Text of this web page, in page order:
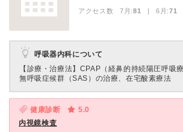
アクセス数 7月:81 | 6月:71
呼吸器内科について
【診療・治療法】 CPAP（経鼻的持続陽圧呼吸
無呼吸症候群（SAS）の治療、在宅酸素療法
健康診断
5.0
内視鏡検査